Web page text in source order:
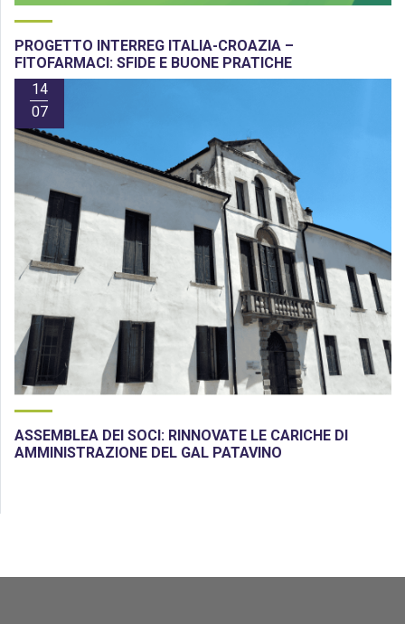
PROGETTO INTERREG ITALIA-CROAZIA –
FITOFARMACI: SFIDE E BUONE PRATICHE
14
07
ASSEMBLEA DEI SOCI: RINNOVATE LE CARICHE DI
AMMINISTRAZIONE DEL GAL PATAVINO